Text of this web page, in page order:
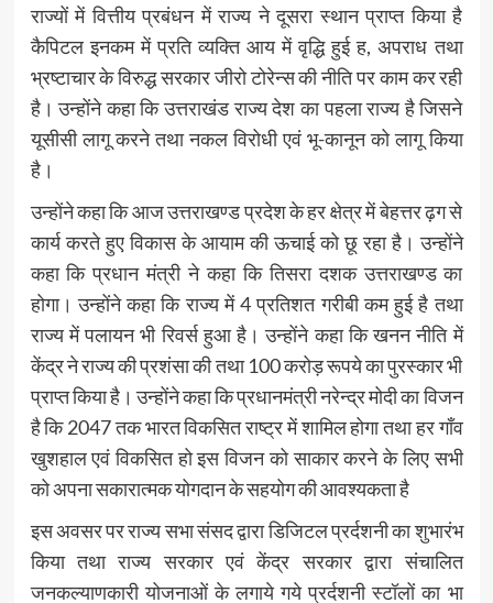
राज्यों में वित्तीय प्रबंधन में राज्य ने दूसरा स्थान प्राप्त किया है
कैपिटल इनकम में प्रति व्यक्ति आय में वृद्धि हुई ह, अपराध तथा
भ्रष्टाचार के विरुद्ध सरकार जीरो टोरेन्स की नीति पर काम कर रही
है। उन्होंने कहा कि उत्तराखंड राज्य देश का पहला राज्य है जिसने
यूसीसी लागू करने तथा नकल विरोधी एवं भू-कानून को लागू किया
है।
उन्होंने कहा कि आज उत्तराखण्ड प्रदेश के हर क्षेत्र में बेहत्तर ढ़ग से
कार्य करते हुए विकास के आयाम की ऊचाई को छू रहा है। उन्होंने
कहा कि प्रधान मंत्री ने कहा कि तिसरा दशक उत्तराखण्ड का
होगा। उन्होंने कहा कि राज्य में 4 प्रतिशत गरीबी कम हुई है तथा
राज्य में पलायन भी रिवर्स हुआ है। उन्होंने कहा कि खनन नीति में
केंद्र ने राज्य की प्रशंसा की तथा 100 करोड़ रूपये का पुरस्कार भी
प्राप्त किया है। उन्होंने कहा कि प्रधानमंत्री नरेन्द्र मोदी का विजन
है कि 2047 तक भारत विकसित राष्ट्र में शामिल होगा तथा हर गाँव
खुशहाल एवं विकसित हो इस विजन को साकार करने के लिए सभी
को अपना सकारात्मक योगदान के सहयोग की आवश्यकता है
इस अवसर पर राज्य सभा संसद द्वारा डिजिटल प्रर्दशनी का शुभारंभ
किया तथा राज्य सरकार एवं केंद्र सरकार द्वारा संचालित
जनकल्याणकारी योजनाओं के लगाये गये प्रर्दशनी स्टॉलों का भा